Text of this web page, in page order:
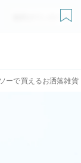
無料ダウンロード
ーで買えるお洒落雑貨